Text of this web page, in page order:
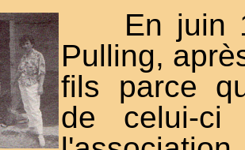
En juin
Pulling,
fils parce
de celui-ci